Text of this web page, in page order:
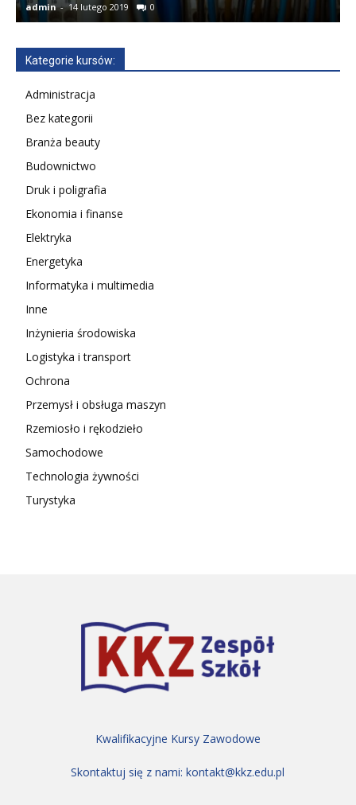
admin - 14 lutego 2019 0
Kategorie kursów:
Administracja
Bez kategorii
Branża beauty
Budownictwo
Druk i poligrafia
Ekonomia i finanse
Elektryka
Energetyka
Informatyka i multimedia
Inne
Inżynieria środowiska
Logistyka i transport
Ochrona
Przemysł i obsługa maszyn
Rzemiosło i rękodzieło
Samochodowe
Technologia żywności
Turystyka
Kwalifikacyjne Kursy Zawodowe
Skontaktuj się z nami:kontakt@kkz.edu.pl